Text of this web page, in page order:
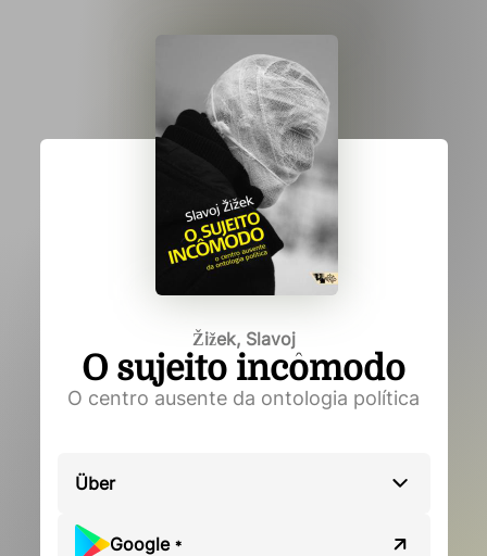
Žižek, Slavoj
O sujeito incômodo
O centro ausente da ontologia política
Über
Google *